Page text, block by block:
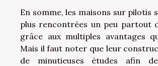
En somme, les maisons sur pilotis
plus rencontrées un peu partout
grâce aux multiples avantages
Mais il faut noter que leur
de minutieuses études afin